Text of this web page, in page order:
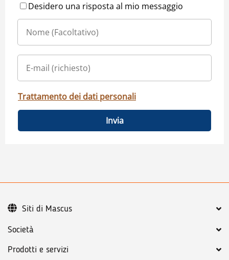
Desidero una risposta al mio messaggio
Trattamento dei dati personali
Invia
Società
Prodotti e servizi
Siti di Mascus